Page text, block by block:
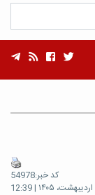
کد خبر:54978